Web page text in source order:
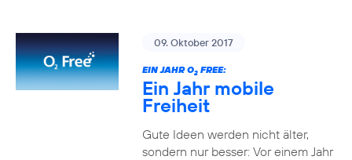
09. Oktober 2017
EIN JAHR O2FREE:
Ein Jahr mobile
Freiheit
Gute Ideen werden nicht älter,
sondern nur besser: Vor einem Jahr